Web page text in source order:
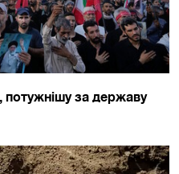
потужнішу за державу